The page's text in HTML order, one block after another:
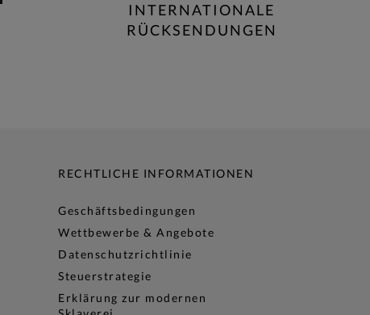
INTERNATIONALE
RÜCKSENDUNGEN
RECHTLICHE INFORMATIONEN
Geschäftsbedingungen
Wettbewerbe & Angebote
Datenschutzrichtlinie
Steuerstrategie
Erklärung zur modernen